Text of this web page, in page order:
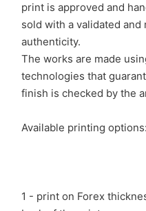
print is approved and
sold with a validated
authenticity.
The works are made
technologies that
finish is checked by the
Available printing options:
1 - print on Forex